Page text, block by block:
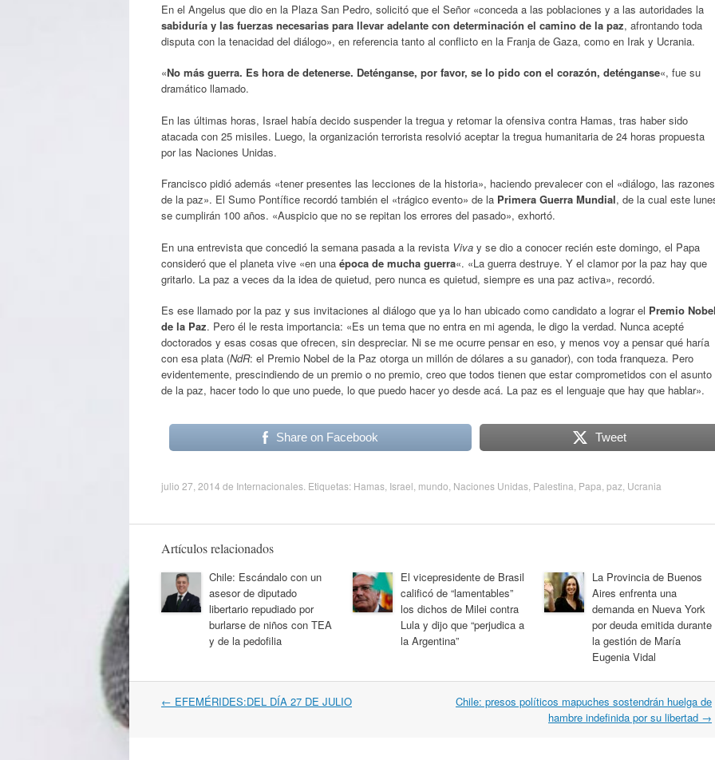
En el Angelus que dio en la Plaza San Pedro, solicitó que el Señor «conceda a las poblaciones y a las autoridades la
sabiduría y las fuerzas necesarias para llevar adelante con determinación el camino de la paz, afrontando toda
disputa con la tenacidad del diálogo», en referencia tanto al conflicto en la Franja de Gaza, como en Irak y Ucrania.
«No más guerra. Es hora de detenerse. Deténganse, por favor, se lo pido con el corazón, deténganse«, fue su
dramático llamado.
En las últimas horas, Israel había decido suspender la tregua y retomar la ofensiva contra Hamas, tras haber sido
atacada con 25 misiles. Luego, la organización terrorista resolvió aceptar la tregua humanitaria de 24 horas propuesta
por las Naciones Unidas.
Francisco pidió además «tener presentes las lecciones de la historia», haciendo prevalecer con el «diálogo, las razones
de la paz». El Sumo Pontífice recordó también el «trágico evento» de la Primera Guerra Mundial, de la cual este
se cumplirán 100 años. «Auspicio que no se repitan los errores del pasado», exhortó.
En una entrevista que concedió la semana pasada a la revista Viva y se dio a conocer recién este domingo, el Papa
consideró que el planeta vive «en una época de mucha guerra«. «La guerra destruye. Y el clamor por la paz hay que
gritarlo. La paz a veces da la idea de quietud, pero nunca es quietud, siempre es una paz activa», recordó.
Es ese llamado por la paz y sus invitaciones al diálogo que ya lo han ubicado como candidato a lograr el Premio
de la Paz. Pero él le resta importancia: «Es un tema que no entra en mi agenda, le digo la verdad. Nunca acepté
doctorados y esas cosas que ofrecen, sin despreciar. Ni se me ocurre pensar en eso, y menos voy a pensar qué haría
con esa plata (NdR: el Premio Nobel de la Paz otorga un millón de dólares a su ganador), con toda franqueza. Pero
evidentemente, prescindiendo de un premio o no premio, creo que todos tienen que estar comprometidos con el asunto
de la paz, hacer todo lo que uno puede, lo que puedo hacer yo desde acá. La paz es el lenguaje que hay que hablar».
Share on Facebook Tweet
julio 27, 2014 de Internacionales . Etiquetas: Hamas Israel mundo Naciones Unidas Palestina Papa paz Ucrania
Artículos relacionados
Chile: Escándalo con un
asesor de diputado
libertario repudiado por
burlarse de niños con TEA
y de la pedofilia
El vicepresidente de Brasil
calificó de “lamentables”
los dichos de Milei contra
Lula y dijo que “perjudica a
la Argentina”
La Provincia de Buenos
Aires enfrenta una
demanda en Nueva York
por deuda emitida durante
la gestión de María
Eugenia Vidal
Navegación
← EFEMÉRIDES:DEL DÍA 27 DE JULIO
Chile: presos políticos mapuches sostendrán huelga de
hambre indefinida por su libertad →